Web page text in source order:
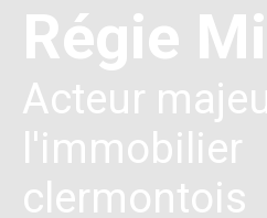
Régie
Acteur
l'immobilier
clermontois